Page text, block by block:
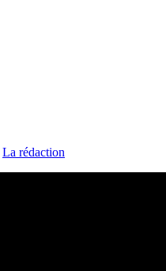
La rédaction